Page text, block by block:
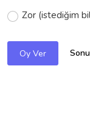
Zor (istediğim
Oy Ver